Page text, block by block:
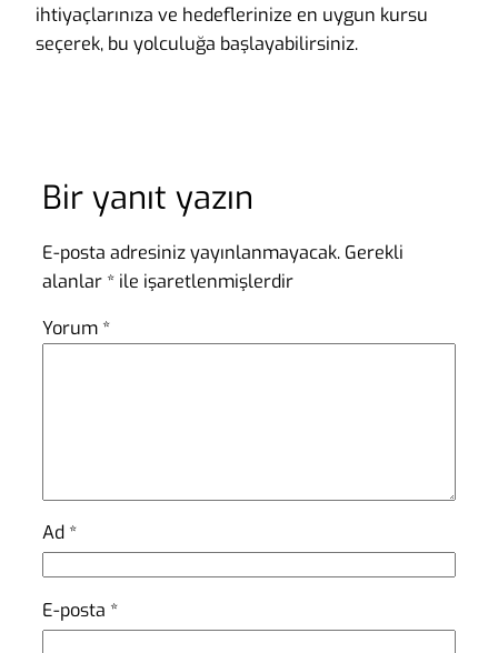
ihtiyaçlarınıza ve hedeflerinize en uygun kursu
seçerek, bu yolculuğa başlayabilirsiniz.
Bir yanıt yazın
E-posta adresiniz yayınlanmayacak. Gerekli
alanlar * ile işaretlenmişlerdir
Yorum *
Ad *
E-posta *